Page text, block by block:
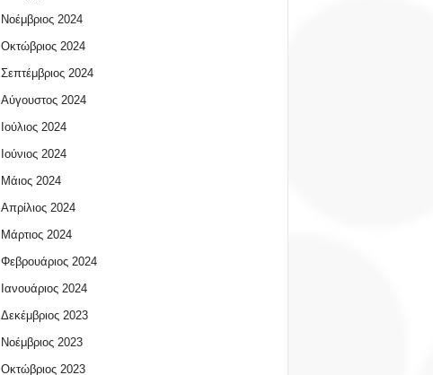
Νοέμβριος 2024
Οκτώβριος 2024
Σεπτέμβριος 2024
Αύγουστος 2024
Ιούλιος 2024
Ιούνιος 2024
Μάιος 2024
Απρίλιος 2024
Μάρτιος 2024
Φεβρουάριος 2024
Ιανουάριος 2024
Δεκέμβριος 2023
Νοέμβριος 2023
Οκτώβριος 2023